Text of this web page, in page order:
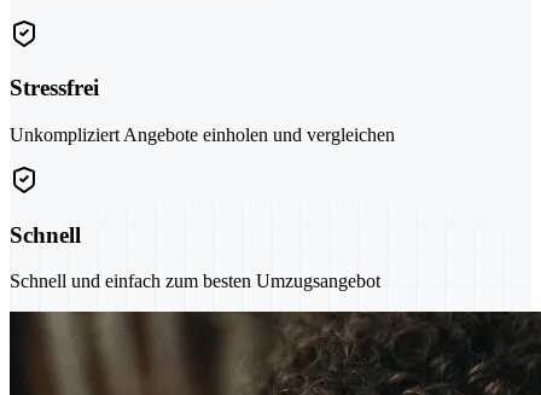
Stressfrei
Unkompliziert Angebote einholen und vergleichen
Schnell
Schnell und einfach zum besten Umzugsangebot